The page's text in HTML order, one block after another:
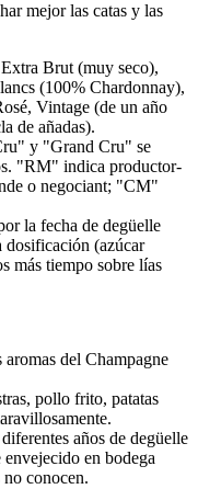
mejor las catas y las
Brut (muy seco),
(100% Chardonnay),
Vintage (de un año
de añadas).
y "Grand Cru" se
"RM" indica productor-
o negociant; "CM"
la fecha de degüelle
dosificación (azúcar
más tiempo sobre lías
del Champagne
pollo frito, patatas
años de degüelle
en bodega
no conocen.